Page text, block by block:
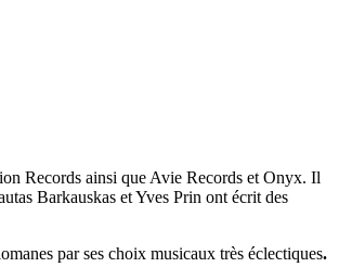
Records ainsi que Avie Records et Onyx. Il
Barkauskas et Yves Prin ont écrit des
par ses choix musicaux très éclectiques.